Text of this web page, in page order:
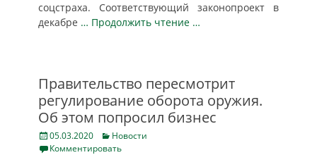
соцстраха. Соответствующий законопроект в
декабре … Продолжить чтение …
Правительство пересмотрит
регулирование оборота оружия.
Об этом попросил бизнес
Posted
on
05.03.2020 Categories
Новости
Комментировать